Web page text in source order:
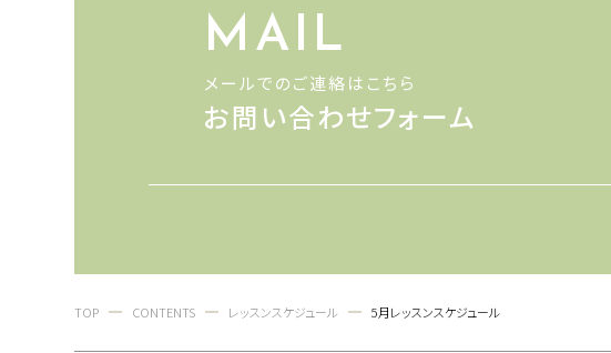
MAIL
メールでのご連絡はこちら
お問い合わせフォーム
TOP CONTENTS レッスンスケジュール 5月レッスンスケジュール